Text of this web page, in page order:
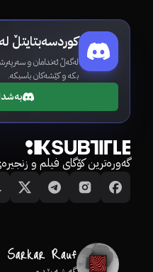
کوردسەبتایتڵ
لەگەڵ ئەندامان و
بکە و کێشەکان باسبکە.
گەورەترین کۆگای فیلم و